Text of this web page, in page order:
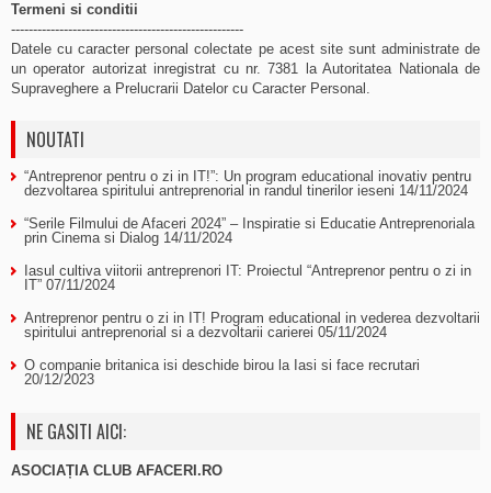
Termeni si conditii
-----------------------------------------------------
Datele cu caracter personal colectate pe acest site sunt administrate de
un operator autorizat inregistrat cu nr. 7381 la Autoritatea Nationala de
Supraveghere a Prelucrarii Datelor cu Caracter Personal.
NOUTATI
“Antreprenor pentru o zi in IT!”: Un program educational inovativ pentru
dezvoltarea spiritului antreprenorial in randul tinerilor ieseni 14/11/2024
“Serile Filmului de Afaceri 2024” – Inspiratie si Educatie Antreprenoriala
prin Cinema si Dialog 14/11/2024
Iasul cultiva viitorii antreprenori IT: Proiectul “Antreprenor pentru o zi in
IT” 07/11/2024
Antreprenor pentru o zi in IT! Program educational in vederea dezvoltarii
spiritului antreprenorial si a dezvoltarii carierei 05/11/2024
O companie britanica isi deschide birou la Iasi si face recrutari
20/12/2023
NE GASITI AICI:
ASOCIAȚIA CLUB AFACERI.RO